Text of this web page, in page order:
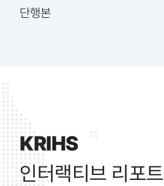
단행본
KRIHS
인터랙티브 리포트